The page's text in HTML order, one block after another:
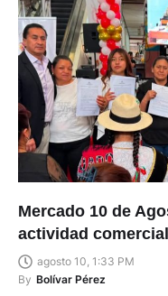
Mercado 10 de
actividad comercial
agosto 10, 1:33 PM
By Bolívar Pérez